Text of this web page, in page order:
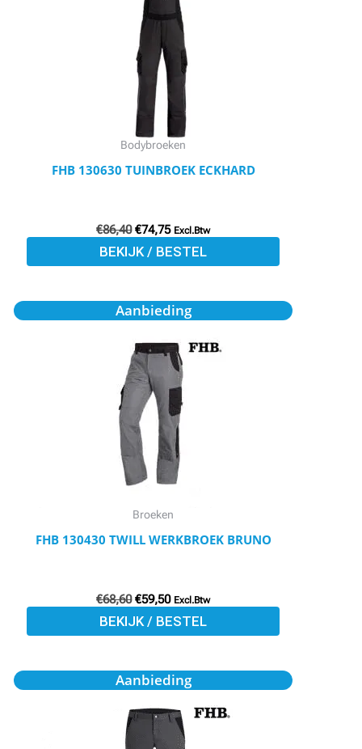
Bodybroeken
FHB 130630 TUINBROEK ECKHARD
€86,40 €74,75 Excl.Btw
BEKIJK / BESTEL
variaties.
Deze
optie
kan
gekozen
worden
Aanbieding
Broeken
FHB 130430 TWILL WERKBROEK BRUNO
€68,60
Oorspronkelijke
prijs
€68,60.
€59,50
Huidige
prijs
€59,50.
Excl.Btw
BEKIJK / BESTEL
Dit
heeft
meerdere
variaties.
Deze
optie
kan
gekozen
worden
op
Aanbieding
Oorspronkelijke
prijs
€77,30.
Huidige
prijs
€69,50.
Dit
heeft
meerdere